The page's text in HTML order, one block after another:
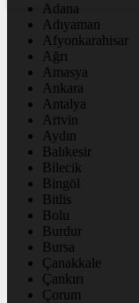
Adana
Adıyaman
Afyonkarahisar
Ağrı
Amasya
Ankara
Antalya
Artvin
Aydın
Balıkesir
Bilecik
Bingöl
Bitlis
Bolu
Burdur
Bursa
Çanakkale
Çankırı
Çorum